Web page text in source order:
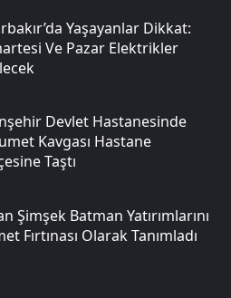
Yaşayanlar Dikkat:
Ve Pazar Elektrikler
Devlet Hastanesinde
Kavgası Hastane
Taştı
Şimşek Batman Yatırımlarını
Fırtınası Olarak Tanımladı